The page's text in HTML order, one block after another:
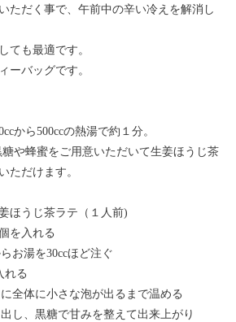
ただく事で、午前中の辛い冷えを解消し
ても最適です。
ーバッグです。
から500ccの熱湯で約１分。
糖や蜂蜜をご用意いただいて生姜ほうじ茶
ただけます。
ほうじ茶ラテ（１人前)
を入れる
お湯を30ccほど注ぐ
れる
全体に小さな泡が出るまで温める
し、黒糖で甘みを整えて出来上がり